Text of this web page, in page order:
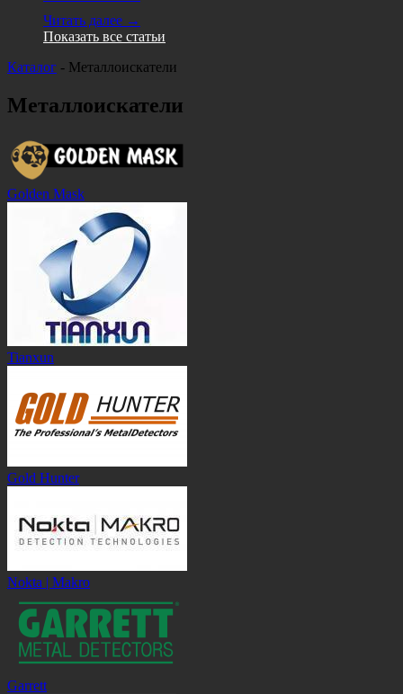
Читать далее →
Показать все статьи
Каталог - Металлоискатели
Металлоискатели
Golden Mask
Tianxun
Gold Hunter
Nokta | Makro
Garrett